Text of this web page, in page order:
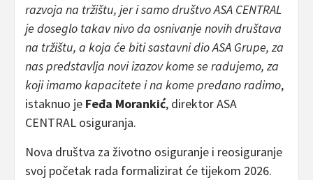
razvoja na tržištu, jer i samo društvo ASA CENTRAL
je doseglo takav nivo da osnivanje novih društava
na tržištu, a koja će biti sastavni dio ASA Grupe, za
nas predstavlja novi izazov kome se radujemo, za
koji imamo kapacitete i na kome predano radimo,
istaknuo je Feđa Morankić, direktor ASA
CENTRAL osiguranja.
Nova društva za životno osiguranje i reosiguranje
svoj početak rada formalizirat će tijekom 2026.